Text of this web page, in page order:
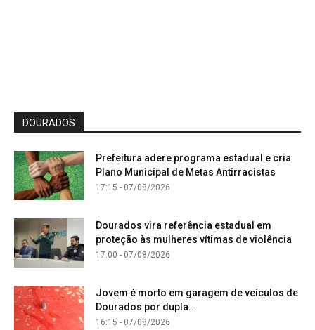
DOURADOS
Prefeitura adere programa estadual e cria
Plano Municipal de Metas Antirracistas
17:15 - 07/08/2026
Dourados vira referência estadual em
proteção às mulheres vítimas de violência
17:00 - 07/08/2026
Jovem é morto em garagem de veículos de
Dourados por dupla...
16:15 - 07/08/2026